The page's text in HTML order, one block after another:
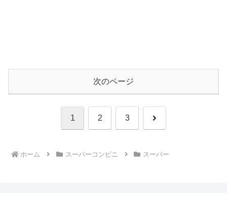
次のページ
1 2 3 次
ホーム スーパーコンビニ スーパー